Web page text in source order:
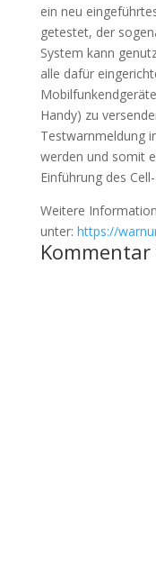
ein neu
getestet, der
System kann
alle dafür
Handy) zu
Testwarnmeldung
werden und somit
Einführung des
Weitere
unter: https://